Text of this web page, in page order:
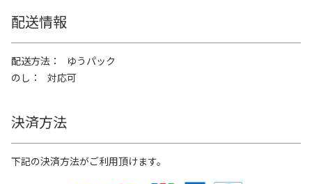
配送情報
配送方法
ゆうパック
のし
対応可
決済方法
下記の決済方法がご利用頂けます。